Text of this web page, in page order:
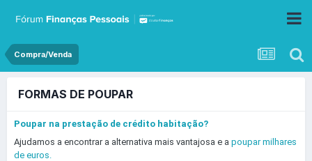
Compra/Venda
FORMAS DE POUPAR
Poupar na prestação de crédito habitação?
Ajudamos a encontrar a alternativa mais vantajosa e a poupar milhares
de euros.